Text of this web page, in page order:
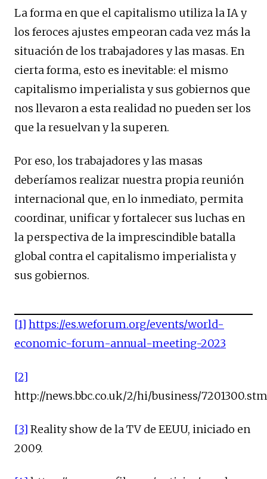
La forma en que el capitalismo utiliza la IA y
los feroces ajustes empeoran cada vez más la
situación de los trabajadores y las masas. En
cierta forma, esto es inevitable: el mismo
capitalismo imperialista y sus gobiernos que
nos llevaron a esta realidad no pueden ser los
que la resuelvan y la superen.
Por eso, los trabajadores y las masas
deberíamos realizar nuestra propia reunión
internacional que, en lo inmediato, permita
coordinar, unificar y fortalecer sus luchas en
la perspectiva de la imprescindible batalla
global contra el capitalismo imperialista y
sus gobiernos.
[1] https://es.weforum.org/events/world-
economic-forum-annual-meeting-2023
[2]
http://news.bbc.co.uk/2/hi/business/7201300.stm
[3] Reality show de la TV de EEUU, iniciado en
2009.